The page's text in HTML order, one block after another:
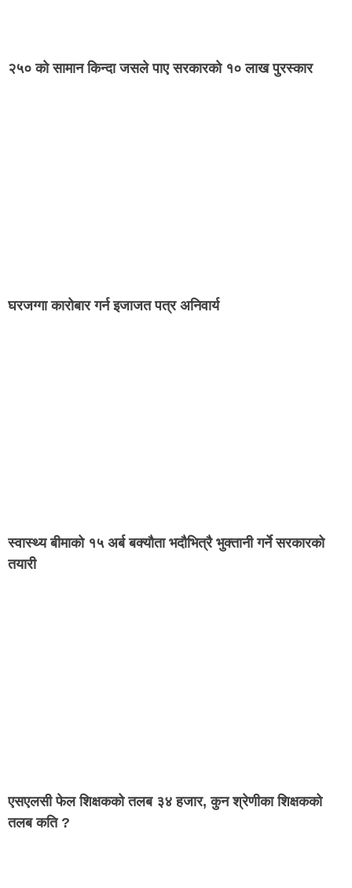
२५० को सामान किन्दा जसले पाए सरकारको १० लाख पुरस्कार
घरजग्गा कारोबार गर्न इजाजत पत्र अनिवार्य
स्वास्थ्य बीमाको १५ अर्ब बक्यौता भदौभित्रै भुक्तानी गर्ने सरकारको
तयारी
एसएलसी फेल शिक्षकको तलब ३४ हजार, कुन श्रेणीका शिक्षकको
तलब कति ?